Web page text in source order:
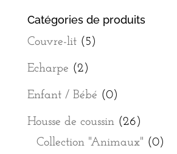
Catégories de produits
Couvre-lit (5)
Echarpe (2)
Enfant / Bébé (0)
Housse de coussin (26)
Collection "Animaux" (0)